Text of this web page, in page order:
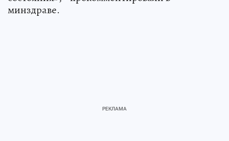
минздраве.